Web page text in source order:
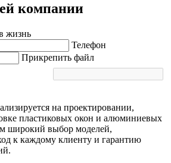
компании
жизнь
Телефон
Прикрепить файл
на проектировании,
пластиковых окон и алюминиевых
широкий выбор моделей,
к каждому клиенту и гарантию